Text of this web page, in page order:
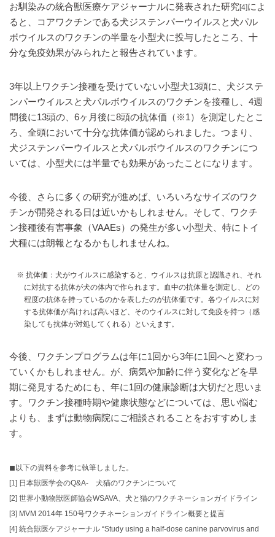
お馴染みの統合獣医療ケアジャーナルに発表された研究[4]によ
ると、コアワクチンである犬ジステンパーウイルスと犬パル
ボウイルスのワクチンの半量を小型犬に投与したところ、十
分な免疫効果がみられたと報告されています。
3年以上ワクチン接種を受けていない小型犬13頭に、犬ジステ
ンパーウイルスと犬パルボウイルスのワクチンを接種し、4週
間後に13頭の、6ヶ月後に8頭の抗体価（※1）を測定したとこ
ろ、全頭において十分な抗体価が認められました。つまり、
犬ジステンパーウイルスと犬パルボウイルスのワクチンにつ
いては、小型犬には半量でも効果があったことになります。
今後、さらに多くの研究が進めば、いろいろなサイズのワク
チンが開発される日は近いかもしれません。そして、ワクチ
ン接種後有害事象（VAAEs）の発生が多い小型犬、特にトイ
犬種には朗報となるかもしれませんね。
※ 抗体価：犬がウイルスに感染すると、ウイルスは抗原と認識され、それ
に対抗する抗体が犬の体内で作られます。血中の抗体量を測定し、どの
程度の抗体を持っているのかを表したのが抗体価です。各ウイルスに対
する抗体価が高ければ高いほど、そのウイルスに対して免疫を持つ（感
染しても抗体が対処してくれる）といえます。
今後、ワクチンプログラムは年に1回から3年に1回へと変わっ
ていくかもしれません。が、病気や加齢に伴う変化などを早
期に発見するためにも、年に1回の健康診断は大切だと思いま
す。ワクチン接種時期や健康状態などについては、思い悩む
よりも、まずは動物病院にご相談されることをおすすめしま
す。
◼︎以下の資料を参考に執筆しました。
[1] 日本獣医学会のQ&A- 犬猫のワクチンについて
[2] 世界小動物獣医師協会WSAVA、犬と猫のワクチネーションガイドライン
[3] MVM 2014年 150号ワクチネーションガイドライン概要と提言
[4] 統合獣医ケアジャーナル “Study using a half-dose canine parvovirus and